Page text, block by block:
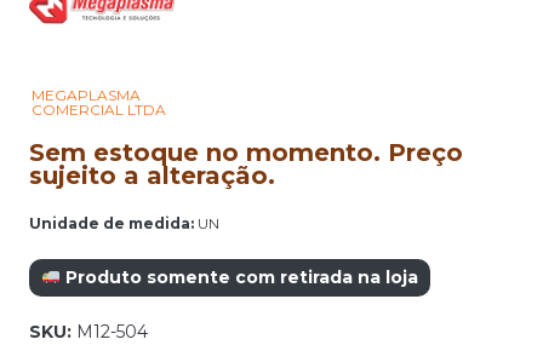
MEGAPLASMA
COMERCIAL LTDA
Sem estoque no momento. Preço
sujeito a alteração.
Unidade de medida: UN
Produto somente com retirada na loja
SKU: M12-504